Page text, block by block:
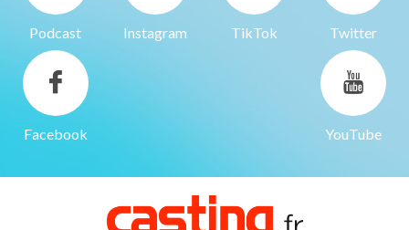
Podcast Instagram TikTok Twitter
Facebook YouTube